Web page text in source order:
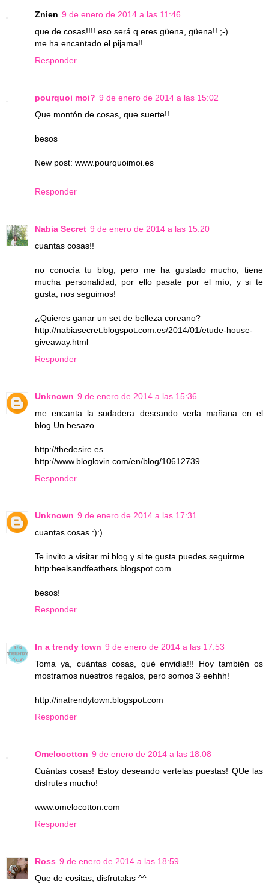
Znien 9 de enero de 2014 a las 11:46
que de cosas!!!! eso será q eres güena, güena!! ;-)
me ha encantado el pijama!!
Responder
pourquoi moi? 9 de enero de 2014 a las 15:02
Que montón de cosas, que suerte!!
besos
New post: www.pourquoimoi.es
Responder
Nabia Secret 9 de enero de 2014 a las 15:20
cuantas cosas!!
no conocía tu blog, pero me ha gustado mucho, tiene
mucha personalidad, por ello pasate por el mío, y si te
gusta, nos seguimos!
¿Quieres ganar un set de belleza coreano?
http://nabiasecret.blogspot.com.es/2014/01/etude-house-
giveaway.html
Responder
Unknown 9 de enero de 2014 a las 15:36
me encanta la sudadera deseando verla mañana en el
blog.Un besazo
http://thedesire.es
http://www.bloglovin.com/en/blog/10612739
Responder
Unknown 9 de enero de 2014 a las 17:31
cuantas cosas :):)
Te invito a visitar mi blog y si te gusta puedes seguirme
http:heelsandfeathers.blogspot.com
besos!
Responder
In a trendy town 9 de enero de 2014 a las 17:53
Toma ya, cuántas cosas, qué envidia!!! Hoy también os
mostramos nuestros regalos, pero somos 3 eehhh!
http://inatrendytown.blogspot.com
Responder
Omelocotton 9 de enero de 2014 a las 18:08
Cuántas cosas! Estoy deseando vertelas puestas! QUe las
disfrutes mucho!
www.omelocotton.com
Responder
Ross 9 de enero de 2014 a las 18:59
Que de cositas, disfrutalas ^^